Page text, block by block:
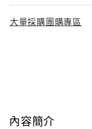
大量採購團購專區
內容簡介